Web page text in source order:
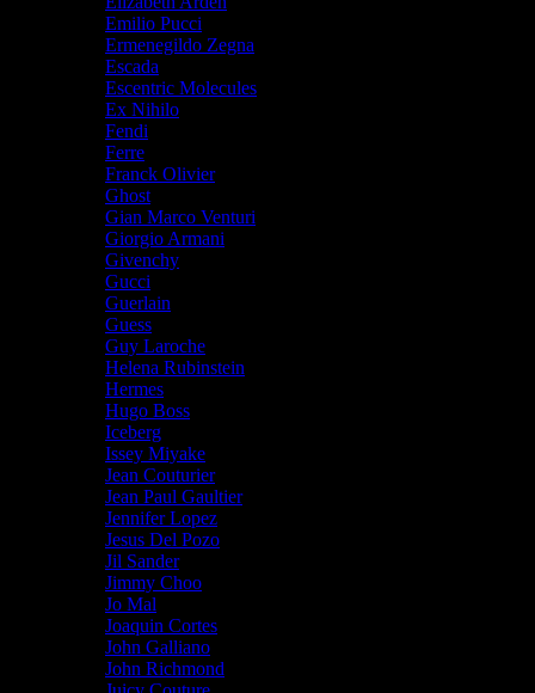
Emilio Pucci
Ermenegildo Zegna
Escada
Escentric Molecules
Ex Nihilo
Fendi
Ferre
Franck Olivier
Ghost
Gian Marco Venturi
Giorgio Armani
Givenchy
Gucci
Guerlain
Guess
Guy Laroche
Helena Rubinstein
Hermes
Hugo Boss
Iceberg
Issey Miyake
Jean Couturier
Jean Paul Gaultier
Jennifer Lopez
Jesus Del Pozo
Jil Sander
Jimmy Choo
Jo Mal
Joaquin Cortes
John Galliano
John Richmond